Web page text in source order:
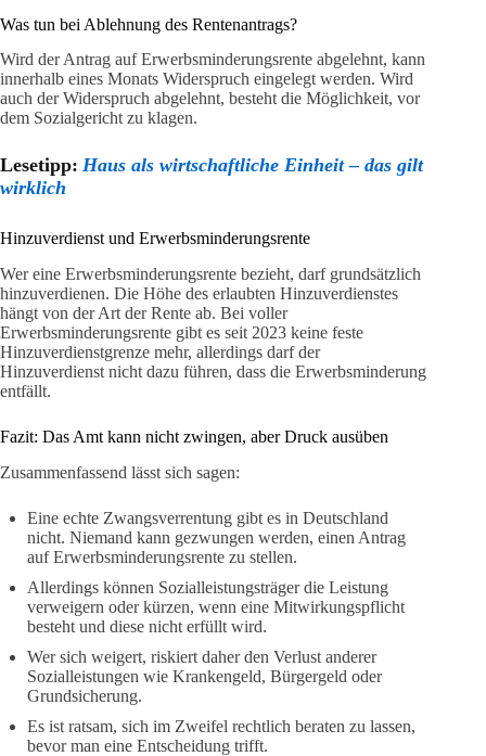
Was tun bei Ablehnung des Rentenantrags?
Wird der Antrag auf Erwerbsminderungsrente abgelehnt, kann
innerhalb eines Monats Widerspruch eingelegt werden. Wird
auch der Widerspruch abgelehnt, besteht die Möglichkeit, vor
dem Sozialgericht zu klagen.
Lesetipp: Haus als wirtschaftliche Einheit – das gilt
wirklich
Hinzuverdienst und Erwerbsminderungsrente
Wer eine Erwerbsminderungsrente bezieht, darf grundsätzlich
hinzuverdienen. Die Höhe des erlaubten Hinzuverdienstes
hängt von der Art der Rente ab. Bei voller
Erwerbsminderungsrente gibt es seit 2023 keine feste
Hinzuverdienstgrenze mehr, allerdings darf der
Hinzuverdienst nicht dazu führen, dass die Erwerbsminderung
entfällt.
Fazit: Das Amt kann nicht zwingen, aber Druck ausüben
Zusammenfassend lässt sich sagen:
Eine echte Zwangsverrentung gibt es in Deutschland
nicht. Niemand kann gezwungen werden, einen Antrag
auf Erwerbsminderungsrente zu stellen.
Allerdings können Sozialleistungsträger die Leistung
verweigern oder kürzen, wenn eine Mitwirkungspflicht
besteht und diese nicht erfüllt wird.
Wer sich weigert, riskiert daher den Verlust anderer
Sozialleistungen wie Krankengeld, Bürgergeld oder
Grundsicherung.
Es ist ratsam, sich im Zweifel rechtlich beraten zu lassen,
bevor man eine Entscheidung trifft.